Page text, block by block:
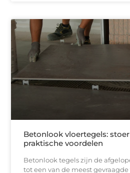
Betonlook vloertegels:
praktische voordelen
Betonlook tegels zijn de
tot een van de meest